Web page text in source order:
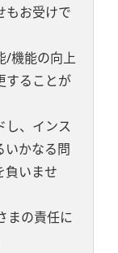
もお受けで
/機能の向上
することが
し、インス
いかなる問
負いませ
まの責任に